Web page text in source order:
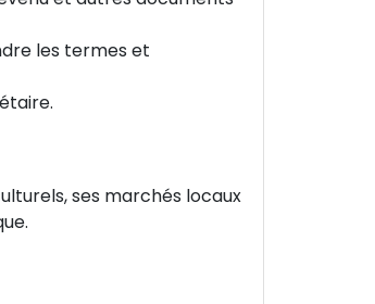
les termes et
ses marchés locaux